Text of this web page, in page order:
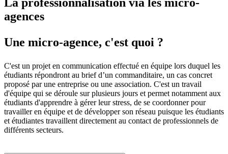
agences
Une micro-agence, c'est quoi ?
C'est un projet en communication effectué en équipe lors duquel les
étudiants répondront au brief d’un commanditaire, un cas concret
proposé par une entreprise ou une association. C'est un travail
d'équipe qui se déroule sur plusieurs jours et permet notamment aux
étudiants d'apprendre à gérer leur stress, de se coordonner pour
travailler en équipe et de développer son réseau puisque les étudiants
et étudiantes travaillent directement au contact de professionnels de
différents secteurs.